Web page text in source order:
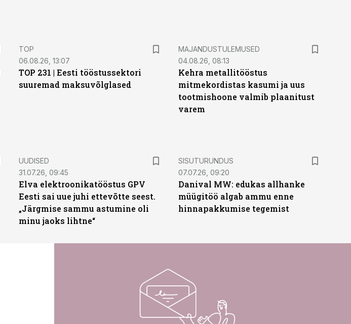
TOP
06.08.26, 13:07
TOP 231 | Eesti tööstussektori
suuremad maksuvõlglased
MAJANDUSTULEMUSED
04.08.26, 08:13
Kehra metallitööstus
mitmekordistas kasumi ja uus
tootmishoone valmib plaanitust
varem
UUDISED
31.07.26, 09:45
Elva elektroonikatööstus GPV
Eesti sai uue juhi ettevõtte seest.
„Järgmise sammu astumine oli
minu jaoks lihtne“
ST
SISUTURUNDUS
07.07.26, 09:20
Danival MW: edukas allhanke
müügitöö algab ammu enne
hinnapakkumise tegemist